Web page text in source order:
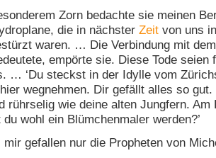
Zorn bedachte sie meinen
die in nächster Zeit von uns
waren. … Die Verbindung mit
empörte sie. Diese Tode seien
… ‘Du steckst in der Idylle vom
wegnehmen. Dir gefällt alles so
rührselig wie deine alten Jungfern. Am
wohl ein Blümchenmaler werden?’
mir gefallen nur die Propheten von